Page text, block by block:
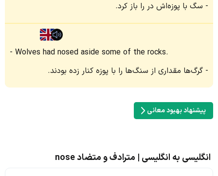
سگ با پوزه‌اش در را باز کرد.
Wolves had nosed aside some of the rocks.
گرگ‌ها مقداری از سنگ‌ها را با پوزه کنار زده بودند.
پیشنهاد بهبود معانی
انگلیسی به انگلیسی | مترادف و متضاد nose